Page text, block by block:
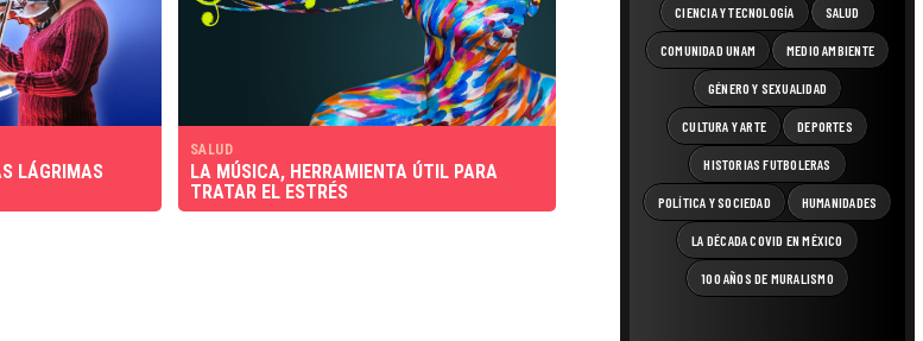
CIENCIA Y TECNOLOGÍA SALUD
COMUNIDAD UNAM MEDIO AMBIENTE
GÉNERO Y SEXUALIDAD
CULTURA Y ARTE DEPORTES
HISTORIAS FUTBOLERAS
POLÍTICA Y SOCIEDAD HUMANIDADES
LA DÉCADA COVID EN MÉXICO
100 AÑOS DE MURALISMO
LÁGRIMAS
SALUD
LA MÚSICA, HERRAMIENTA ÚTIL PARA
TRATAR EL ESTRÉS